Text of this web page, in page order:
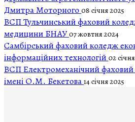
Дмитра Моторного 08 січня 2025
ВСП Тульчинський фаховий
медицини БНАУ07 жовтня 2024
Самбірський фаховий коледж
інформаційних технологій 02
ВСП Електромеханічний
імені О.М. Бекетова 14 січня 2025